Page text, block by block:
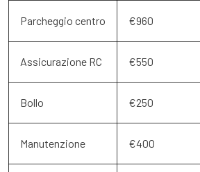
Parcheggio centro €960
Assicurazione RC €550
Bollo €250
Manutenzione €400